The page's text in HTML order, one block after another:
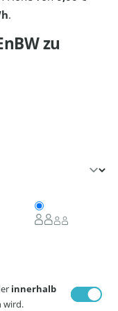
.
zu
innerhalb
wird.